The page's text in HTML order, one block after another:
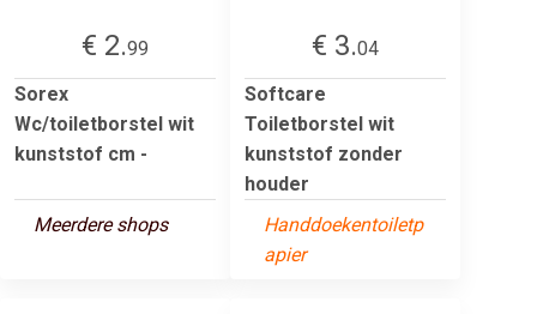
€ 2.99
Sorex
Wc/toiletborstel wit
kunststof cm -
Meerdere shops
€ 3.04
Softcare
Toiletborstel wit
kunststof zonder
houder
Handdoekentoiletp
apier